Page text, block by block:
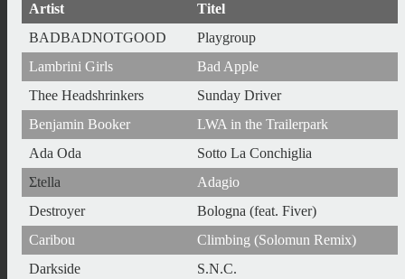
Artist
Titel
BADBADNOTGOOD
Playgroup
Lambrini Girls
Bad Apple
Thee Headshrinkers
Sunday Driver
Benjamin Booker
LWA in the Trailerpark
Ada Oda
Sotto La Conchiglia
Σtella
Adagio
Destroyer
Bologna (feat. Fiver)
Caribou
Climbing (Solomun Remix)
Darkside
S.N.C.